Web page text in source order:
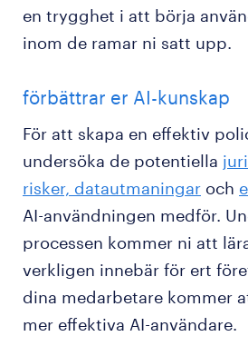
en trygghet i att börja
inom de ramar ni satt upp.
förbättrar er AI-kunskap
För att skapa en effektiv
undersöka de potentiella
risker, datautmaningar och
AI-användningen medför.
processen kommer ni att
verkligen innebär för ert
dina medarbetare kommer
mer effektiva AI-användare.